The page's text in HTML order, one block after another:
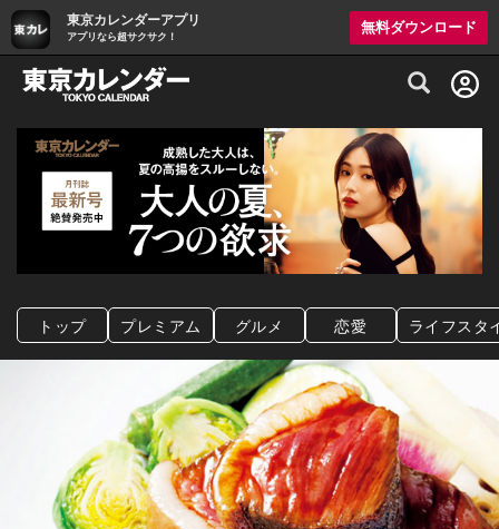
東京カレンダーアプリ
アプリなら超サクサク！
無料ダウンロード
グルメ情報・プレミアムレストラン予約
トップ プレミアム グルメ 恋愛 ライフスタ